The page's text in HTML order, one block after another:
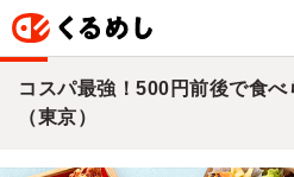
コスパ最強！500円前後で食
（東京）